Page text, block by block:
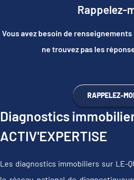
Rappelez-
Vous avez besoin de
ne trouvez pas les
RAPPELEZ-MOI
Diagnostics
ACTIV'EXPERTISE
Les diagnostics immobiliers sur LE-